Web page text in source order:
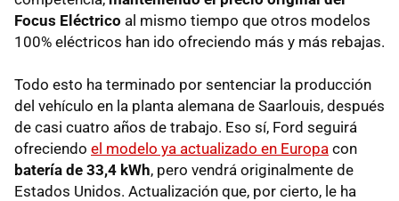
Focus Eléctrico al mismo tiempo que otros modelos
100% eléctricos han ido ofreciendo más y más rebajas.
Todo esto ha terminado por sentenciar la producción
del vehículo en la planta alemana de Saarlouis, después
de casi cuatro años de trabajo. Eso sí, Ford seguirá
ofreciendo el modelo ya actualizado en Europa con
batería de 33,4 kWh, pero vendrá originalmente de
Estados Unidos. Actualización que, por cierto, le ha